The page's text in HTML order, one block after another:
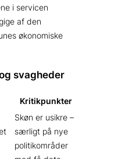
i servicen
af den
økonomiske
svagheder
Kritikpunkter
Skøn er usikre –
særligt på nye
politikområder